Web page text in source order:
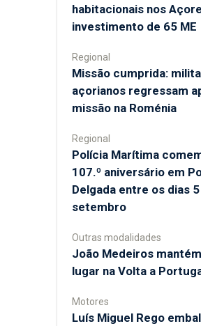
habitacionais nos
investimento de 65 ME
Regional
Missão cumprida:
açorianos regressam
missão na Roménia
Regional
Polícia Marítima
107.º aniversário em
Delgada entre os dias
setembro
Outras modalidades
João Medeiros
lugar na Volta a
Motores
Luís Miguel Rego